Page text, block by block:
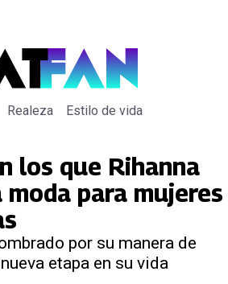
Realeza Estilo de vida
los que Rihanna
para mujeres
por su manera de
etapa en su vida